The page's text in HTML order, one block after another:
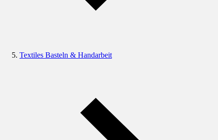
Textiles Basteln & Handarbeit